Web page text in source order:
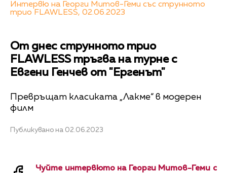
Интервю на Георги Митов-Геми със струнното
трио FLAWLESS, 02.06.2023
От днес струнното трио
FLAWLESS тръгва на турне с
Евгени Генчев от "Ергенът"
Превръщат класиката „Лакме“ в модерен
филм
Публикувано на 02.06.2023
Чуйте интервюто на Георги Митов-Геми с